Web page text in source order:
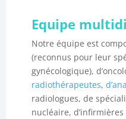
Equipe
Notre équipe est
(reconnus pour leur
gynécologique),
radiothérapeutes,
radiologues, de
nucléaire,